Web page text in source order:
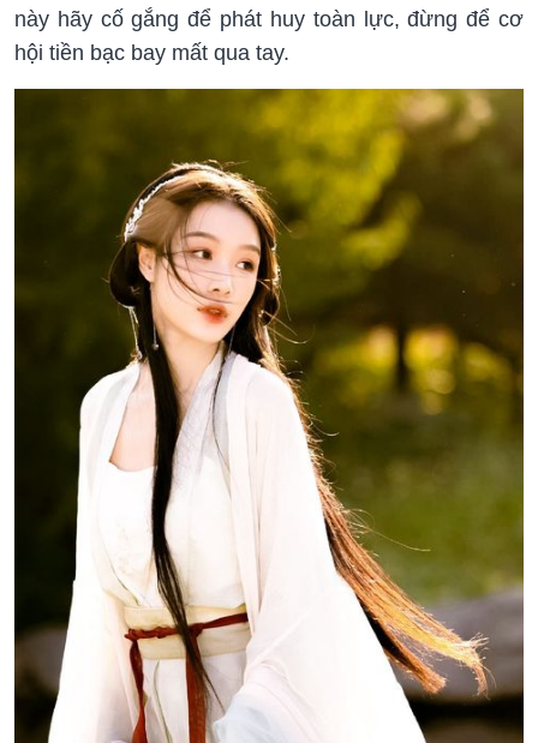
này hãy cố gắng để phát huy toàn lực, đừng để cơ
hội tiền bạc bay mất qua tay.